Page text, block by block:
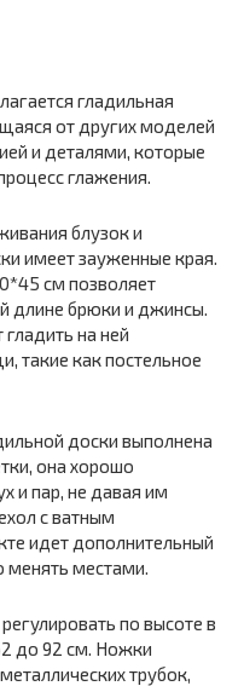
гладильная
от других моделей
и деталями, которые
глажения.
блузок и
имеет зауженные края.
см позволяет
длине брюки и джинсы.
на ней
такие как постельное
доски выполнена
она хорошо
и пар, не давая им
с ватным
идет дополнительный
менять местами.
по высоте в
до 92 см. Ножки
трубок,